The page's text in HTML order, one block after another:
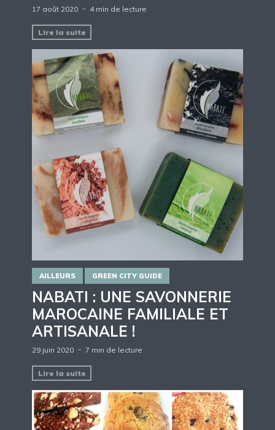
17 août 2020 4 min de lecture
Lire la suite
AILLEURS GREEN CITY GUIDE
NABATI : UNE SAVONNERIE
MAROCAINE FAMILIALE ET
ARTISANALE !
29 juin 2020 7 min de lecture
Lire la suite